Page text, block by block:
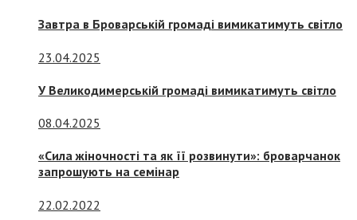
Завтра в Броварській громаді вимикатимуть світло
23.04.2025
У Великодимерській громаді вимикатимуть світло
08.04.2025
«Сила жіночності та як її розвинути»: броварчанок
запрошують на семінар
22.02.2022